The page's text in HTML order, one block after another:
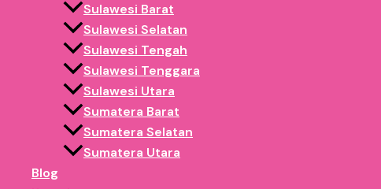
Sulawesi Barat
Sulawesi Selatan
Sulawesi Tengah
Sulawesi Tenggara
Sulawesi Utara
Sumatera Barat
Sumatera Selatan
Sumatera Utara
Blog
Balon gate biasanya diletakkan di:
start – finish
Gerbang masuk acara
Area utama branding sponsor
Fungsinya bukan hanya sebagai dekorasi, tetapi sebagai:
✅ Media branding yang langsung terlihat